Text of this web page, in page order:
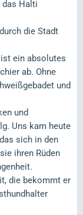
das Halti
die Stadt
ein absolutes
ab. Ohne
und
und
Uns kam heute
sich in den
ihren Rüden
die bekommt er